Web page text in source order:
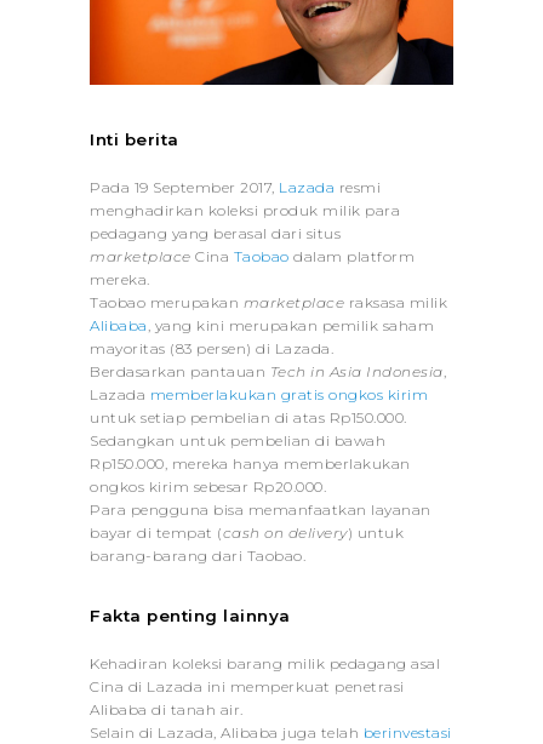
Inti berita
Pada 19 September 2017, Lazada resmi
menghadirkan koleksi produk milik para
pedagang yang berasal dari situs
marketplace Cina Taobao dalam platform
mereka.
Taobao merupakan marketplace raksasa milik
Alibaba , yang kini merupakan pemilik saham
mayoritas (83 persen) di Lazada.
Berdasarkan pantauan Tech in Asia Indonesia
Lazada memberlakukan gratis ongkos kirim
untuk setiap pembelian di atas Rp150.000.
Sedangkan untuk pembelian di bawah
Rp150.000, mereka hanya memberlakukan
ongkos kirim sebesar Rp20.000.
Para pengguna bisa memanfaatkan layanan
bayar di tempat (cash on delivery) untuk
barang-barang dari Taobao.
Fakta penting lainnya
Kehadiran koleksi barang milik pedagang asal
Cina di Lazada ini memperkuat penetrasi
Alibaba di tanah air.
Selain di Lazada, Alibaba juga telah berinvestasi